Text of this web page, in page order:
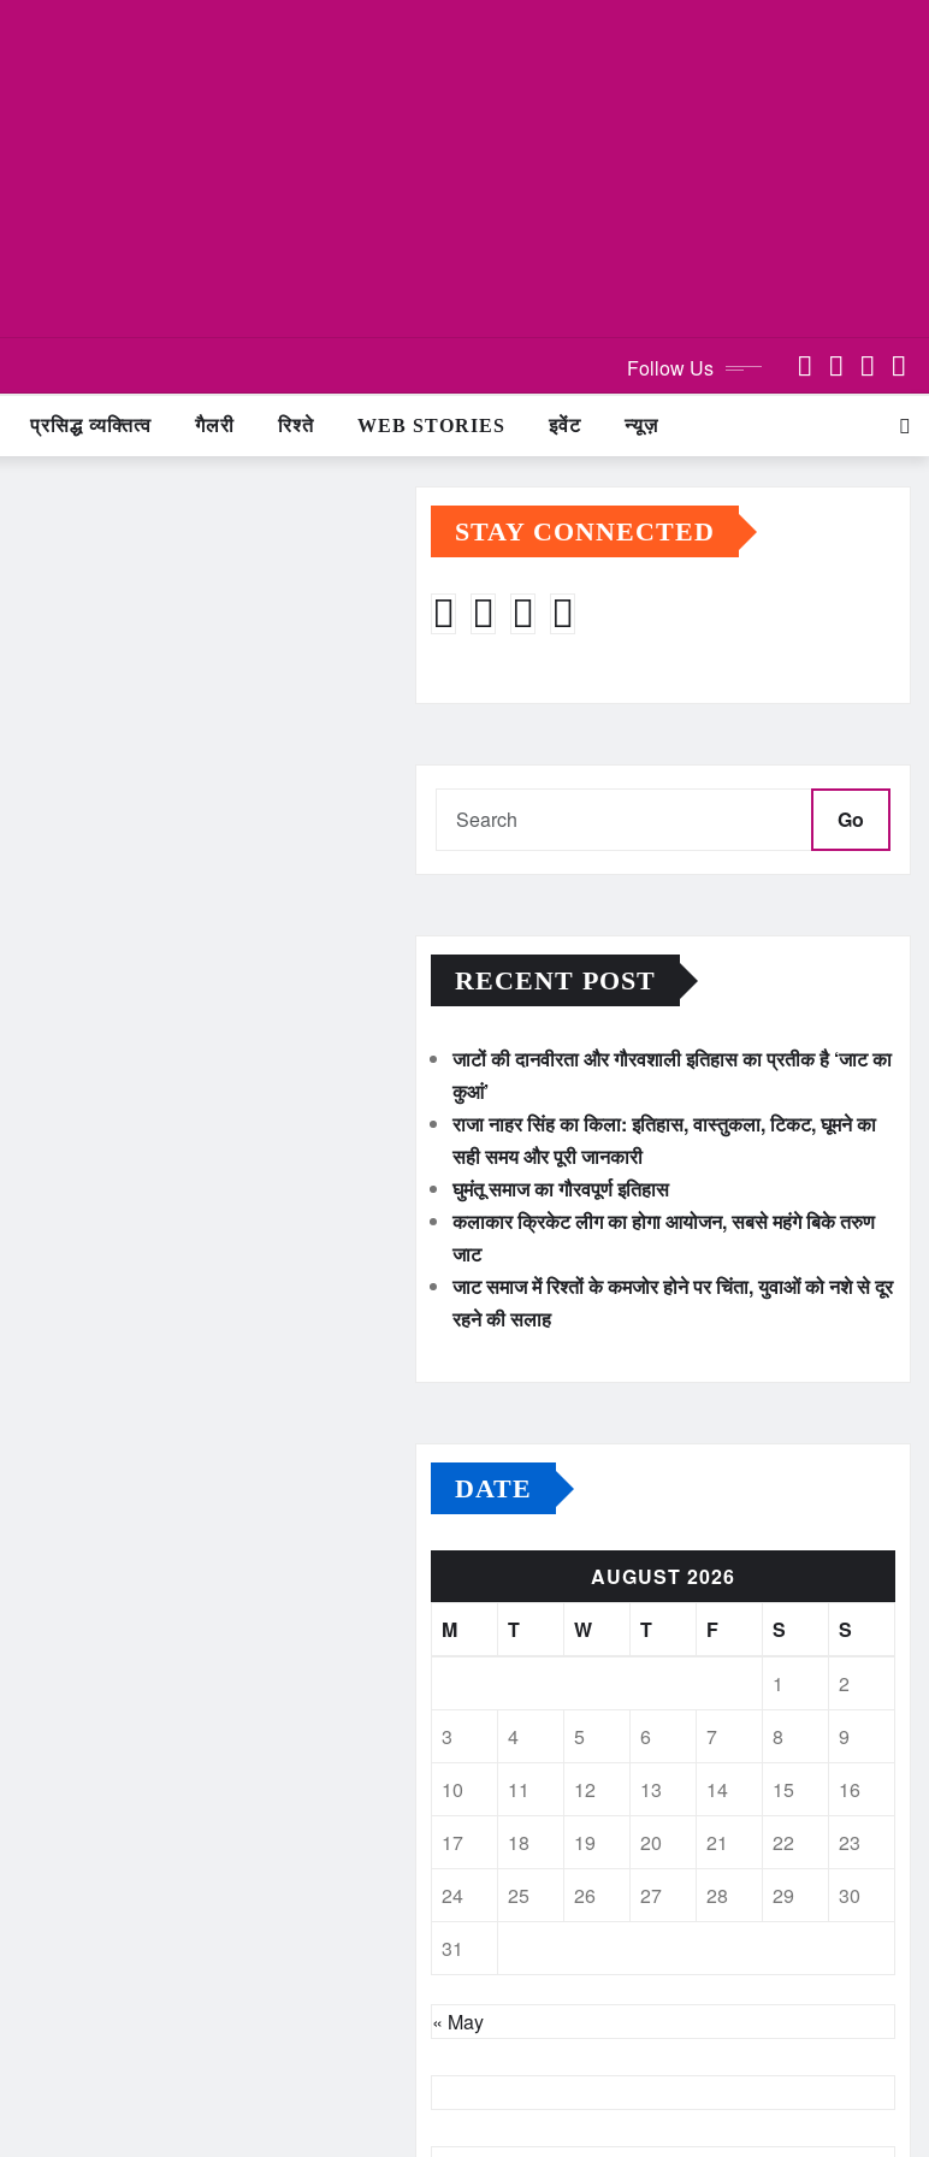
Follow Us
प्रसिद्ध व्यक्तित्व गैलरी रिश्ते WEB STORIES इवेंट न्यूज़
STAY CONNECTED
Go
RECENT POST
जाटों की दानवीरता और गौरवशाली इतिहास का प्रतीक है ‘जाट का
कुआं’
राजा नाहर सिंह का किला: इतिहास, वास्तुकला, टिकट, घूमने का
सही समय और पूरी जानकारी
घुमंतू समाज का गौरवपूर्ण इतिहास
कलाकार क्रिकेट लीग का होगा आयोजन, सबसे महंगे बिके तरुण
जाट
जाट समाज में रिश्तों के कमजोर होने पर चिंता, युवाओं को नशे से दूर
रहने की सलाह
DATE
AUGUST 2026
M
T W T F S
S
1
2
3
4 5 6 7 8
9
10
11 12 13 14 15
16
17
18 19 20 21 22
23
24
25 26 27 28 29
30
31
« May